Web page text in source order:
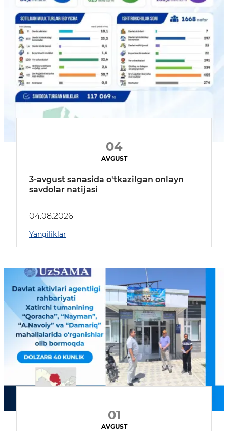
04
AVGUST
3-avgust sanasida o'tkazilgan onlayn
savdolar natijasi
04.08.2026
Yangiliklar
01
AVGUST